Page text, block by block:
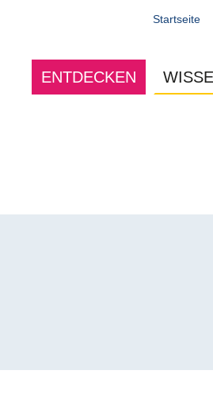
Startseite
Main navigation -
ENTDECKEN